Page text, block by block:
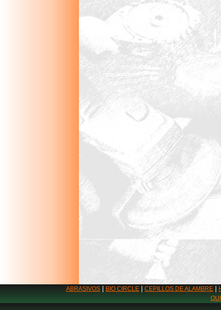
ABRASIVOS BIO CIRCLE CEPILLOS DE ALAMBRE